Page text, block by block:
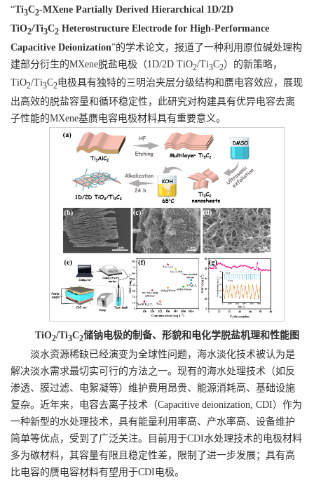
“Ti3C2-MXene Partially Derived Hierarchical 1D/2D
TiO2/Ti3C2 Heterostructure Electrode for High-Performance
Capacitive Deionization”的学术论文，报道了一种利用原位碱处理构
建部分衍生的MXene脱盐电极（1D/2D TiO2/Ti3C2）的新策略，
TiO2/Ti3C2电极具有独特的三明治夹层分级结构和赝电容效应，展现
出高效的脱盐容量和循环稳定性，此研究对构建具有优异电容去离
子性能的MXene基赝电容电极材料具有重要意义。
TiO2/Ti3C2储钠电极的制备、形貌和电化学脱盐机理和性能图
淡水资源稀缺已经演变为全球性问题，海水淡化技术被认为是
解决淡水需求最切实可行的方法之一。现有的海水处理技术（如反
渗透、膜过滤、电絮凝等）维护费用昂贵、能源消耗高、基础设施
复杂。近年来，电容去离子技术（Capacitive deionization, CDI）作为
一种新型的水处理技术，具有能量利用率高、产水率高、设备维护
简单等优点，受到了广泛关注。目前用于CDI水处理技术的电极材料
多为碳材料，其容量有限且稳定性差，限制了进一步发展；具有高
比电容的赝电容材料有望用于CDI电极。